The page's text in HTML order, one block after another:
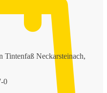
Tintenfaß Neckarsteinach,
0